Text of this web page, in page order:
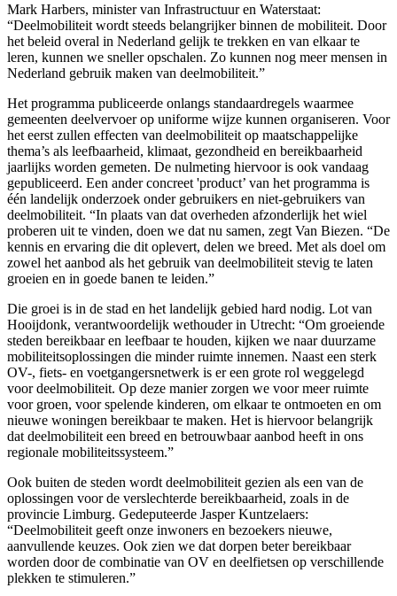
Mark Harbers, minister van Infrastructuur en Waterstaat:
“Deelmobiliteit wordt steeds belangrijker binnen de mobiliteit. Door
het beleid overal in Nederland gelijk te trekken en van elkaar te
leren, kunnen we sneller opschalen. Zo kunnen nog meer mensen in
Nederland gebruik maken van deelmobiliteit.”
Het programma publiceerde onlangs standaardregels waarmee
gemeenten deelvervoer op uniforme wijze kunnen organiseren. Voor
het eerst zullen effecten van deelmobiliteit op maatschappelijke
thema’s als leefbaarheid, klimaat, gezondheid en bereikbaarheid
jaarlijks worden gemeten. De nulmeting hiervoor is ook vandaag
gepubliceerd. Een ander concreet 'product’ van het programma is
één landelijk onderzoek onder gebruikers en niet-gebruikers van
deelmobiliteit. “In plaats van dat overheden afzonderlijk het wiel
proberen uit te vinden, doen we dat nu samen, zegt Van Biezen. “De
kennis en ervaring die dit oplevert, delen we breed. Met als doel om
zowel het aanbod als het gebruik van deelmobiliteit stevig te laten
groeien en in goede banen te leiden.”
Die groei is in de stad en het landelijk gebied hard nodig. Lot van
Hooijdonk, verantwoordelijk wethouder in Utrecht: “Om groeiende
steden bereikbaar en leefbaar te houden, kijken we naar duurzame
mobiliteitsoplossingen die minder ruimte innemen. Naast een sterk
OV-, fiets- en voetgangersnetwerk is er een grote rol weggelegd
voor deelmobiliteit. Op deze manier zorgen we voor meer ruimte
voor groen, voor spelende kinderen, om elkaar te ontmoeten en om
nieuwe woningen bereikbaar te maken. Het is hiervoor belangrijk
dat deelmobiliteit een breed en betrouwbaar aanbod heeft in ons
regionale mobiliteitssysteem.”
Ook buiten de steden wordt deelmobiliteit gezien als een van de
oplossingen voor de verslechterde bereikbaarheid, zoals in de
provincie Limburg. Gedeputeerde Jasper Kuntzelaers:
“Deelmobiliteit geeft onze inwoners en bezoekers nieuwe,
aanvullende keuzes. Ook zien we dat dorpen beter bereikbaar
worden door de combinatie van OV en deelfietsen op verschillende
plekken te stimuleren.”